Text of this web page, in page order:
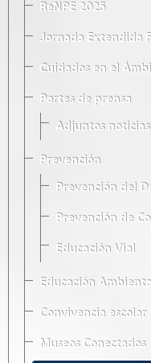
ReNPE 2025
Jornada Extendida
Cuidados en el
Partes de prensa
Adjuntos noticias
Prevención
Prevención del
Prevención de
Educación Vial
Educación
Convivencia escolar
Museos Conectados